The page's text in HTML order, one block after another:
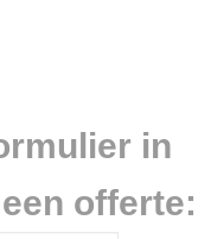
in
offerte: